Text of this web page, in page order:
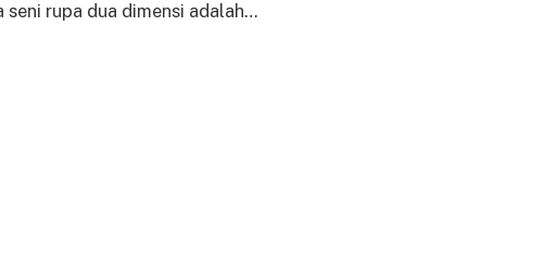
seni rupa dua dimensi adalah…